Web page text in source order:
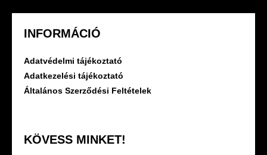
INFORMÁCIÓ
Adatvédelmi tájékoztató
Adatkezelési tájékoztató
Általános Szerződési Feltételek
KÖVESS MINKET!